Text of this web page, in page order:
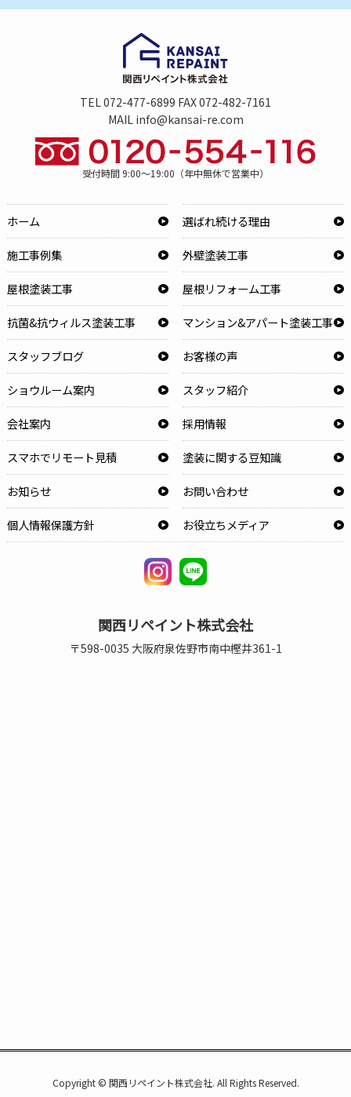
TEL 072-477-6899 FAX 072-482-7161
MAIL info@kansai-re.com
受付時間 9:00～19:00（年中無休で営業中）
ホーム 選ばれ続ける理由
施工事例集 外壁塗装工事
屋根塗装工事 屋根リフォーム工事
抗菌&抗ウィルス塗装工事 マンション&アパート塗装工事
スタッフブログ お客様の声
ショウルーム案内 スタッフ紹介
会社案内 採用情報
スマホでリモート見積 塗装に関する豆知識
お知らせ お問い合わせ
個人情報保護方針 お役立ちメディア
関西リペイント株式会社
〒598-0035 大阪府泉佐野市南中樫井361-1
Copyright © 関西リペイント株式会社. All Rights Reserved.